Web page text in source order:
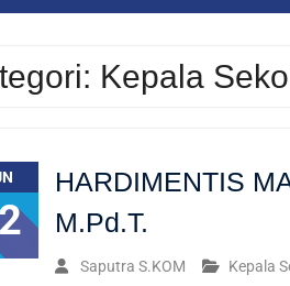
Kepala
HARDIMENTIS
M.Pd.T.
Saputra S.KOM Kepala